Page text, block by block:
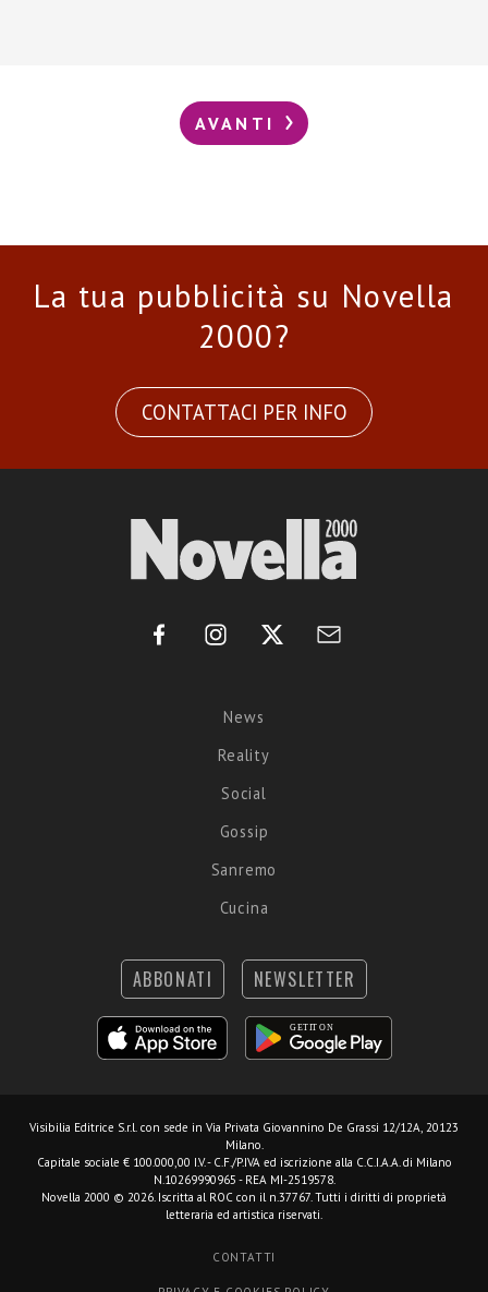
AVANTI
La tua pubblicità su Novella
2000?
CONTATTACI PER INFO
News
Reality
Social
Gossip
Sanremo
Cucina
ABBONATI NEWSLETTER
Visibilia Editrice S.r.l. con sede in Via Privata Giovannino De Grassi 12/12A, 20123
Milano.
Capitale sociale € 100.000,00 I.V. - C.F./P.IVA ed iscrizione alla C.C.I.A.A. di Milano
N.10269990965 - REA MI-2519578.
Novella 2000 © 2026. Iscritta al ROC con il n.37767. Tutti i diritti di proprietà
letteraria ed artistica riservati.
CONTATTI